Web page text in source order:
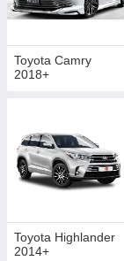
Toyota Camry
2018+
Toyota Highlander
2014+